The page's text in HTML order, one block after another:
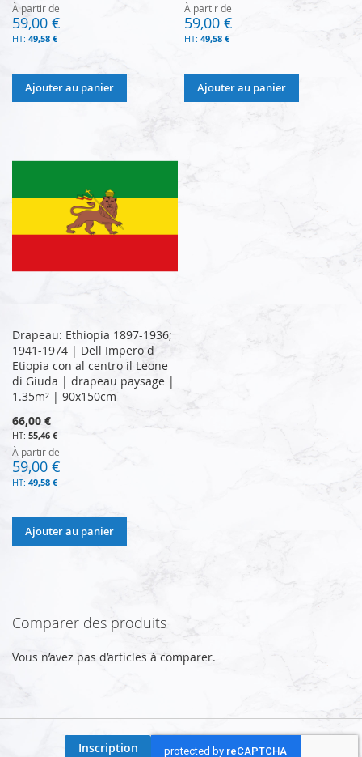
À partir de
59,00 €
49,58 €
Ajouter au panier
À partir de
59,00 €
49,58 €
Ajouter au panier
Drapeau: Ethiopia 1897-1936;
1941-1974 | Dell Impero d
Etiopia con al centro il Leone
di Giuda | drapeau paysage |
1.35m² | 90x150cm
66,00 €
55,46 €
À partir de
59,00 €
49,58 €
Ajouter au panier
Comparer des produits
Vous n’avez pas d’articles à comparer.
Inscription